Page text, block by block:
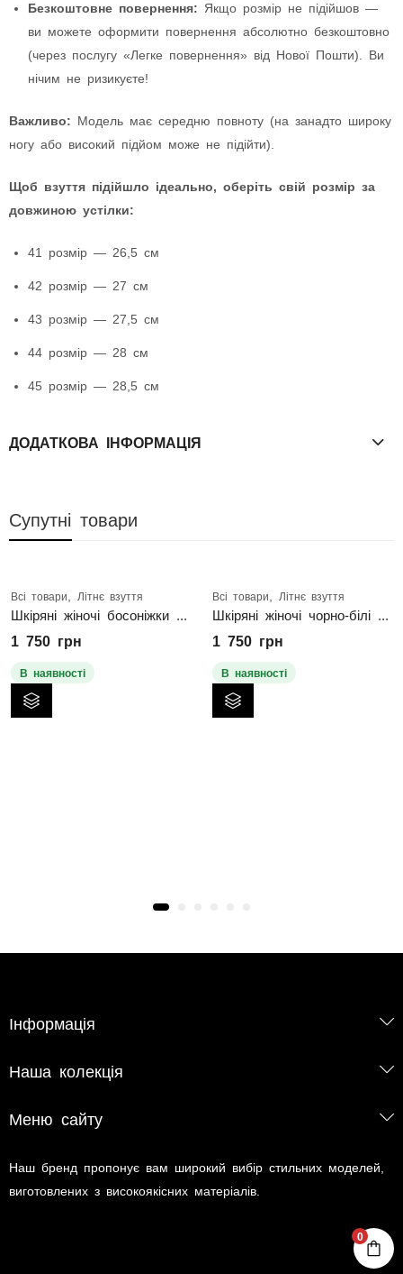
Безкоштовне повернення: Якщо розмір не підійшов —
ви можете оформити повернення абсолютно безкоштовно
(через послугу «Легке повернення» від Нової Пошти). Ви
нічим не ризикуєте!
Важливо: Модель має середню повноту (на занадто широку
ногу або високий підйом може не підійти).
Щоб взуття підійшло ідеально, оберіть свій розмір за
довжиною устілки:
41 розмір — 26,5 см
42 розмір — 27 см
43 розмір — 27,5 см
44 розмір — 28 см
45 розмір — 28,5 см
ДОДАТКОВА ІНФОРМАЦІЯ
Супутні товари
Всі товари Літнє взуття
1 750 грн
В наявності
Всі товари Літнє взуття
1 750 грн
В наявності
Інформація
Наша колекція
Меню сайту
Наш бренд пропонує вам широкий вибір стильних моделей,
виготовлених з високоякісних матеріалів.
0